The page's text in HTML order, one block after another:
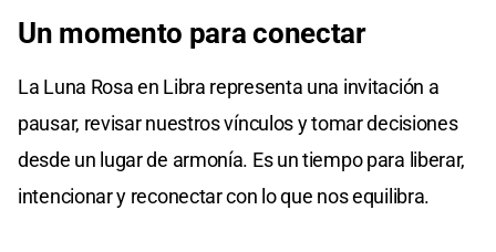
Un momento para conectar
La Luna Rosa en Libra representa una invitación a
pausar, revisar nuestros vínculos y tomar decisiones
desde un lugar de armonía. Es un tiempo para liberar,
intencionar y reconectar con lo que nos equilibra.